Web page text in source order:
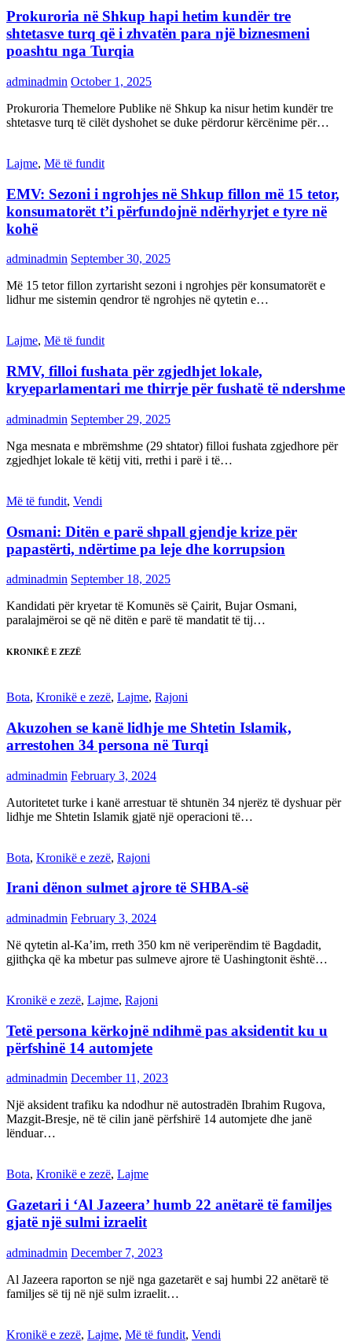
Prokuroria në Shkup hapi hetim kundër tre
shtetasve turq që i zhvatën para një biznesmeni
poashtu nga Turqia
adminadmin October 1, 2025
Prokuroria Themelore Publike në Shkup ka nisur hetim kundër tre
shtetasve turq të cilët dyshohet se duke përdorur kërcënime për…
Lajme, Më të fundit
EMV: Sezoni i ngrohjes në Shkup fillon më 15 tetor,
konsumatorët t’i përfundojnë ndërhyrjet e tyre në
kohë
adminadmin September 30, 2025
Më 15 tetor fillon zyrtarisht sezoni i ngrohjes për konsumatorët e
lidhur me sistemin qendror të ngrohjes në qytetin e…
Lajme, Më të fundit
RMV, filloi fushata për zgjedhjet lokale,
kryeparlamentari me thirrje për fushatë të ndershme
adminadmin September 29, 2025
Nga mesnata e mbrëmshme (29 shtator) filloi fushata zgjedhore për
zgjedhjet lokale të këtij viti, rrethi i parë i të…
Më të fundit, Vendi
Osmani: Ditën e parë shpall gjendje krize për
papastërti, ndërtime pa leje dhe korrupsion
adminadmin September 18, 2025
Kandidati për kryetar të Komunës së Çairit, Bujar Osmani,
paralajmëroi se që në ditën e parë të mandatit të tij…
KRONIKË E ZEZË
Bota, Kronikë e zezë, Lajme, Rajoni
Akuzohen se kanë lidhje me Shtetin Islamik,
arrestohen 34 persona në Turqi
adminadmin February 3, 2024
Autoritetet turke i kanë arrestuar të shtunën 34 njerëz të dyshuar për
lidhje me Shtetin Islamik gjatë një operacioni të…
Bota, Kronikë e zezë, Rajoni
Irani dënon sulmet ajrore të SHBA-së
adminadmin February 3, 2024
Në qytetin al-Ka’im, rreth 350 km në veriperëndim të Bagdadit,
gjithçka që ka mbetur pas sulmeve ajrore të Uashingtonit është…
Kronikë e zezë, Lajme, Rajoni
Tetë persona kërkojnë ndihmë pas aksidentit ku u
përfshinë 14 automjete
adminadmin December 11, 2023
Një aksident trafiku ka ndodhur në autostradën Ibrahim Rugova,
Mazgit-Bresje, në të cilin janë përfshirë 14 automjete dhe janë
lënduar…
Bota, Kronikë e zezë, Lajme
Gazetari i ‘Al Jazeera’ humb 22 anëtarë të familjes
gjatë një sulmi izraelit
adminadmin December 7, 2023
Al Jazeera raporton se një nga gazetarët e saj humbi 22 anëtarë të
familjes së tij në një sulm izraelit…
Kronikë e zezë, Lajme, Më të fundit, Vendi